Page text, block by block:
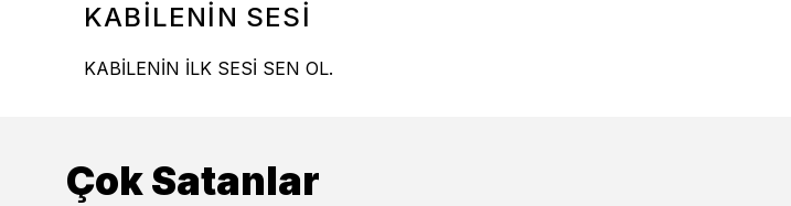
KABİLENİN SESİ
KABİLENİN İLK SESİ SEN OL.
Çok Satanlar